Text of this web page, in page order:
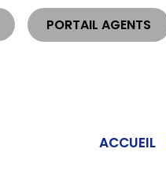
PORTAIL AGENTS
ACCUEIL